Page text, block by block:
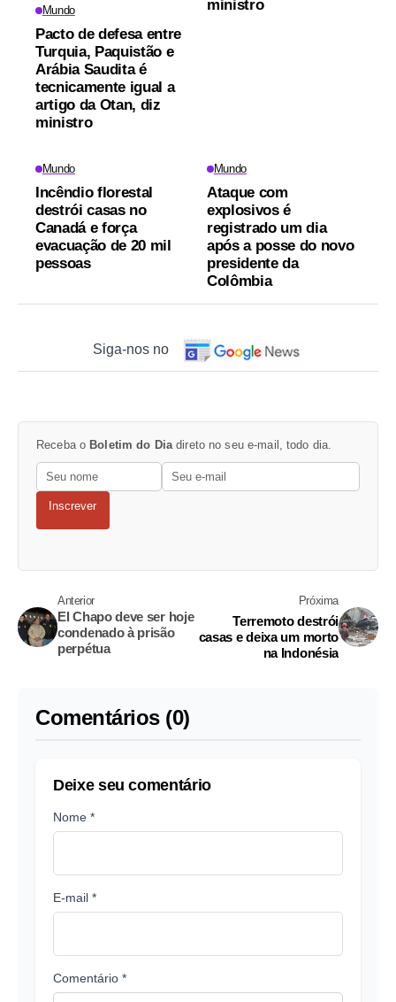
Mundo
Pacto de defesa entre
Turquia, Paquistão e
Arábia Saudita é
tecnicamente igual a
artigo da Otan, diz
ministro
ministro
Mundo
Incêndio florestal
destrói casas no
Canadá e força
evacuação de 20 mil
pessoas
Mundo
Ataque com
explosivos é
registrado um dia
após a posse do novo
presidente da
Colômbia
Siga-nos no
Receba o Boletim do Diadireto no seu e-mail, todo dia.
Inscrever
Anterior
El Chapo deve ser hoje
condenado à prisão
perpétua
Próxima
Terremoto destrói
casas e deixa um morto
na Indonésia
Comentários (0)
Deixe seu comentário
Nome *
E-mail *
Comentário *